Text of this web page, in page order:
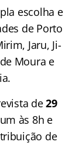
escolha e
de Porto
Jaru, Ji-
Moura e
de29
às 8h e
de